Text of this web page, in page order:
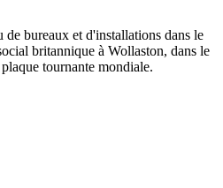
de bureaux et d'installations dans le
britannique à Wollaston, dans le
tournante mondiale.